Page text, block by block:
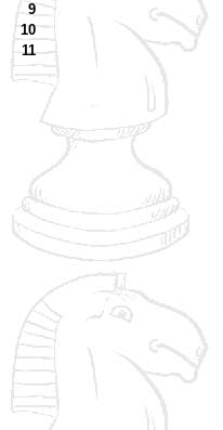
9
10
11